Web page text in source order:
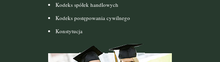
Kodeks spółek handlowych
Kodeks postępowania cywilnego
Konstytucja